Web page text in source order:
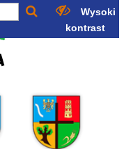
Wysoki
kontrast